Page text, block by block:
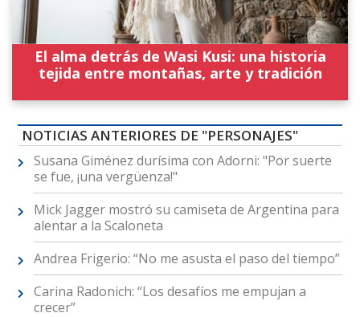
El alma detrás de Wasi Kusi: una historia
tejida entre montañas, arte y tradición
NOTICIAS ANTERIORES DE "PERSONAJES"
Susana Giménez durísima con Adorni: "Por suerte
se fue, ¡una vergüenza!"
Mick Jagger mostró su camiseta de Argentina para
alentar a la Scaloneta
Andrea Frigerio: “No me asusta el paso del tiempo”
Carina Radonich: “Los desafíos me empujan a
crecer”